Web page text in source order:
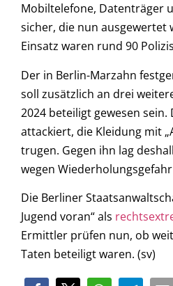
Mobiltelefone, Datenträger
sicher, die nun ausgewertet
Einsatz waren rund 90
Der in Berlin-Marzahn
soll zusätzlich an drei
2024 beteiligt gewesen
attackiert, die Kleidung mit
trugen. Gegen ihn lag
wegen
Die Berliner
Jugend voran“ als
Ermittler prüfen nun, ob
Taten beteiligt waren. (sv)